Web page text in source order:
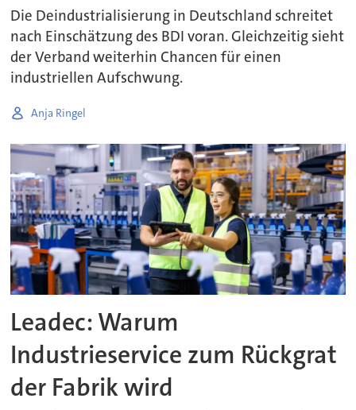
Die Deindustrialisierung in Deutschland schreitet
nach Einschätzung des BDI voran. Gleichzeitig sieht
der Verband weiterhin Chancen für einen
industriellen Aufschwung.
Anja Ringel
Leadec: Warum
Industrieservice zum Rückgrat
der Fabrik wird